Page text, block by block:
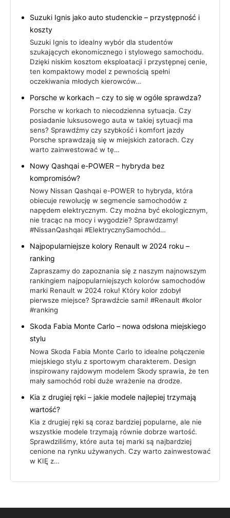
Suzuki Ignis jako auto studenckie – przystępność i
koszty
Suzuki Ignis to idealny wybór dla studentów
szukających ekonomicznego i stylowego samochodu.
Dzięki niskim kosztom eksploatacji i przystępnej cenie,
ten kompaktowy model z pewnością spełni
oczekiwania młodych kierowców…
Porsche w korkach – czy to się w ogóle sprawdza?
Porsche w korkach to niecodzienna sytuacja. Czy
posiadanie luksusowego auta w takiej sytuacji ma
sens? Sprawdźmy czy szybkość i komfort jazdy
Porsche sprawdzają się w miejskich zatorach. Czy
warto zainwestować w tę…
Nowy Qashqai e-POWER – hybryda bez
kompromisów?
Nowy Nissan Qashqai e-POWER to hybryda, która
obiecuje rewolucję w segmencie samochodów z
napędem elektrycznym. Czy można być ekologicznym,
nie tracąc na mocy i wygodzie? Sprawdzamy!
#NissanQashqai #ElektrycznySamochód…
Najpopularniejsze kolory Renault w 2024 roku –
ranking
Zapraszamy do zapoznania się z naszym najnowszym
rankingiem najpopularniejszych kolorów samochodów
marki Renault w 2024 roku! Który kolor zdobył
pierwsze miejsce? Sprawdźcie sami! #Renault #kolor
#ranking
Skoda Fabia Monte Carlo – nowa odsłona miejskiego
stylu
Nowa Skoda Fabia Monte Carlo to idealne połączenie
miejskiego stylu z sportowym charakterem. Design
inspirowany rajdowym modelem Skody sprawia, że ten
mały samochód robi duże wrażenie na drodze.
Kia z drugiej ręki – jakie modele najlepiej trzymają
wartość?
Kia z drugiej ręki są coraz bardziej popularne, ale nie
wszystkie modele trzymają równie dobrze wartość.
Sprawdziliśmy, które auta tej marki są najbardziej
cenione na rynku używanych. Czy warto zainwestować
w KIĘ z…